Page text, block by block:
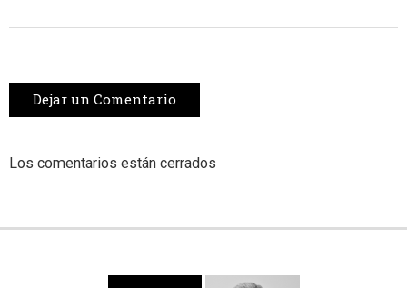
Dejar un Comentario
Los comentarios están cerrados